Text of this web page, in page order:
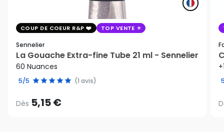
COUP DE COEUR R&P TOP VENTE
Sennelier
La Gouache Extra-fine Tube 21 ml - Sennelier
60 Nuances
5/5 (1 avis)
Dès 5,15 €